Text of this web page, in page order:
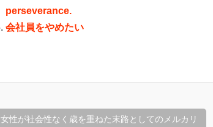
perseverance.
会社員をやめたい
女性が社会性なく歳を重ねた末路としてのメルカリ